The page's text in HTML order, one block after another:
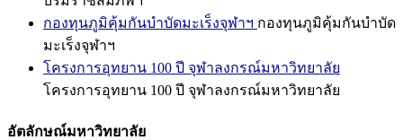
กองทุนภูมิคุ้มกันบำบัดมะเร็งจุฬาฯ กองทุนภูมิคุ้มกันบำบัด
มะเร็งจุฬาฯ
โครงการอุทยาน 100 ปี จุฬาลงกรณ์มหาวิทยาลัย
โครงการอุทยาน 100 ปี จุฬาลงกรณ์มหาวิทยาลัย
อัตลักษณ์มหาวิทยาลัย